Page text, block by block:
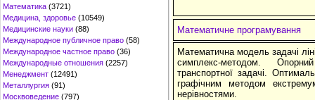
Математика (3721)
Медицина, здоровье (10549)
Медицинские науки (88)
Международное публичное право (58)
Международное частное право (36)
Международные отношения (2257)
Менеджмент (12491)
Металлургия (91)
Москвоведение (797)
Математичне програмування
Математична модель задачі
симплекс-методом.
транспортної задачі.
графічним методом
нерівностями.